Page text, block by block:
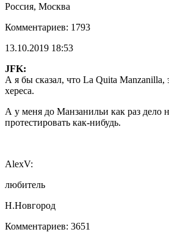
Россия, Москва
Комментариев: 1793
13.10.2019 18:53
JFK:
А я бы сказал, что La Quita Manzanilla,
хереса.
А у меня до Манзанильи как раз дело
протестировать как-нибудь.
AlexV:
любитель
Н.Новгород
Комментариев: 3651